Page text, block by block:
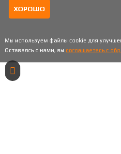
ХОРОШО
Мы используем файлы cookie для
Оставаясь с нами, вы соглашаетесь с